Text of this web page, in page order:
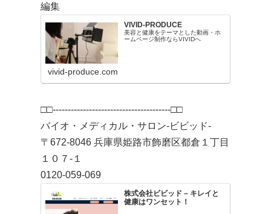
編集
VIVID-PRODUCE
美容と健康をテーマとした動画・ホ
ームページ制作ならVIVIDへ
vivid-produce.com
□□---------------------------------------□□
バイオ・メディカル・サロン-ビビッド-
〒672-8046 兵庫県姫路市飾磨区都倉１丁目
１０７-１
0120-059-069
株式会社ビビッド – キレイと
健康はワンセット！